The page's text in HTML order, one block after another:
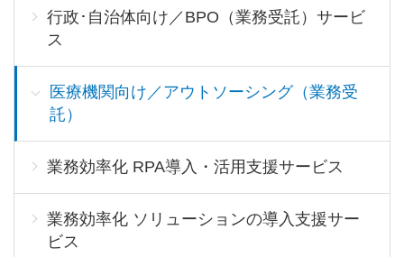
行政･自治体向け／BPO（業務受託）サービ
ス
医療機関向け／アウトソーシング（業務受
託）
業務効率化 RPA導入・活用支援サービス
業務効率化 ソリューションの導入支援サー
ビス